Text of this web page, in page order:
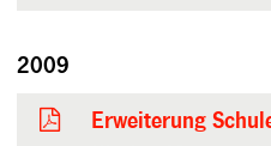
2009
Erweiterung